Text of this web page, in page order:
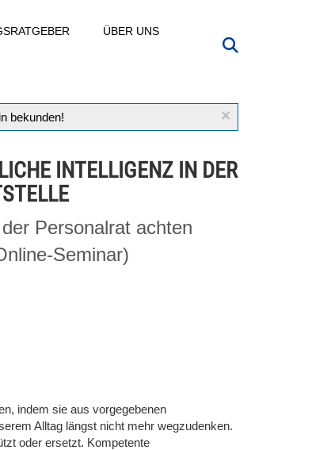
ÜBER UNS
×
bekunden!
INTELLIGENZ IN DER
Personalrat achten
Seminar)
indem sie aus vorgegebenen
Alltag längst nicht mehr wegzudenken.
oder ersetzt. Kompetente